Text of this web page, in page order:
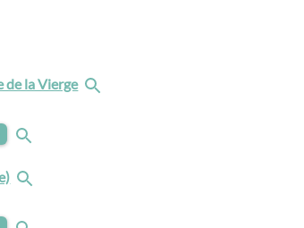
de la Vierge